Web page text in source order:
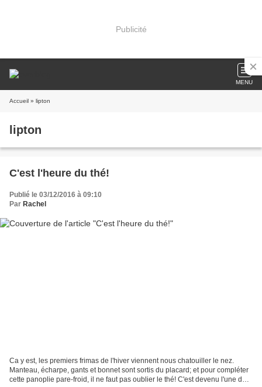
Publicité
MENU
Accueil » lipton
lipton
C'est l'heure du thé!
Publié le 03/12/2016 à 09:10
Par Rachel
Ca y est, les premiers frimas de l'hiver viennent nous chatouiller le nez.
Manteau, écharpe, gants et bonnet sont sortis du placard; et pour compléter
cette panoplie pare-froid, il ne faut pas oublier le thé! C'est devenu l'une de